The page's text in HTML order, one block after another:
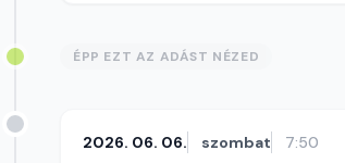
ÉPP EZT AZ ADÁST NÉZED
2026. 06. 06. szombat 7:50